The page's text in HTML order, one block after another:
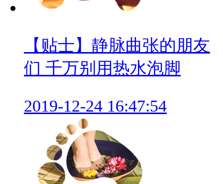
【贴士】静脉曲张的朋友
们 千万别用热水泡脚
2019-12-24 16:47:54